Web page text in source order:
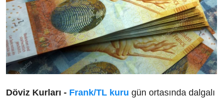
Döviz Kurları - Frank/TL kuru gün ortasında dalgalı